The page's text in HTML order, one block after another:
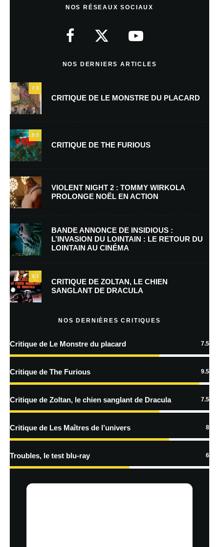
Nom*
E-mail *
Enregistrer mon nom, mon e-mail et mon site dans le navigateur pour
mon prochain commentaire.
Prévenez-moi de tous les nouveaux commentaires par e-mail.
Prévenez-moi de tous les nouveaux articles par e-mail.
En savoir
traitées
NOS RÉSEAUX SOCIAUX
NOS DERNIERS ARTICLES
7.5
CRITIQUE DE LE MONSTRE DU PLACARD
9.5
CRITIQUE DE THE FURIOUS
VIOLENT NIGHT 2 : TOMMY WIRKOLA
PROLONGE NOËL EN ACTION
BANDE ANNONCE DE INSIDIOUS :
L’INVASION DU LOINTAIN : LE RETOUR DU
LOINTAIN AU CINÉMA
7.5
CRITIQUE DE ZOLTAN, LE CHIEN
SANGLANT DE DRACULA
NOS DERNIÈRES CRITIQUES
Critique de Le Monstre du placard 7.5
Critique de The Furious 9.5
Critique de Zoltan, le chien sanglant de Dracula 7.5
Critique de Les Maîtres de l’univers 8
Troubles, le test blu-ray 6